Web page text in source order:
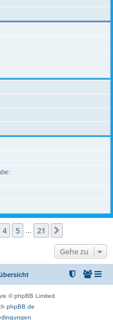
214 5 21
Gehe zu
© phpBB Limited
phpBB.de